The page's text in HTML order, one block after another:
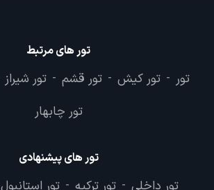
تور های مرتبط
تور - تور کیش - تور قشم - تور شیراز
تور چابهار
تور های پیشنهادی
تور داخلی - تور ترکیه - تور استانبول